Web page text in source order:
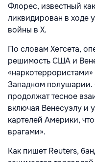
Флорес, известный
ликвидирован в ходе
войны в Х.
По словам Хегсета,
решимость США и
Западном полушарии.
продолжат тесное
включая Венесуэлу и
картелей Америки,
врагами».
Как пишет Reuters,